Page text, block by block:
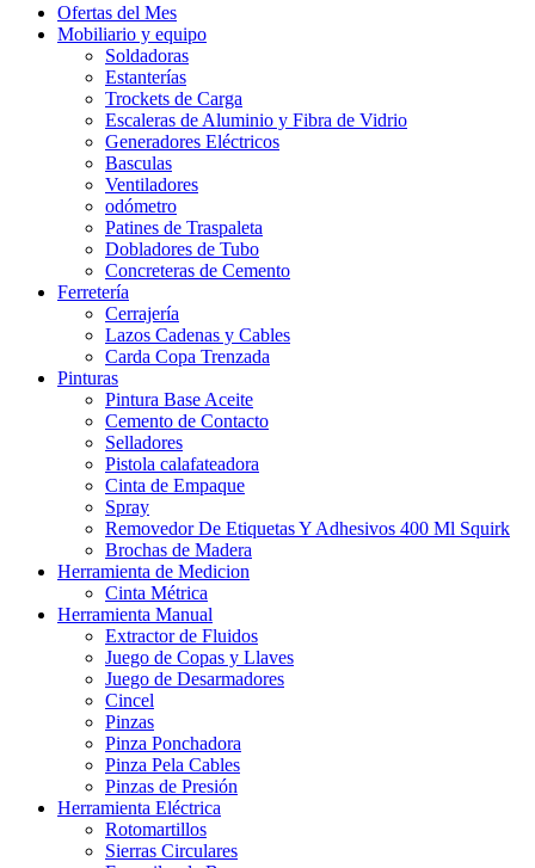
Ofertas del Mes
Mobiliario y equipo
Soldadoras
Estanterías
Trockets de Carga
Escaleras de Aluminio y Fibra de Vidrio
Generadores Eléctricos
Basculas
Ventiladores
odómetro
Patines de Traspaleta
Dobladores de Tubo
Concreteras de Cemento
Ferretería
Cerrajería
Lazos Cadenas y Cables
Carda Copa Trenzada
Pinturas
Pintura Base Aceite
Cemento de Contacto
Selladores
Pistola calafateadora
Cinta de Empaque
Spray
Removedor De Etiquetas Y Adhesivos 400 Ml Squirk
Brochas de Madera
Herramienta de Medicion
Cinta Métrica
Herramienta Manual
Extractor de Fluidos
Juego de Copas y Llaves
Juego de Desarmadores
Cincel
Pinzas
Pinza Ponchadora
Pinza Pela Cables
Pinzas de Presión
Herramienta Eléctrica
Rotomartillos
Sierras Circulares